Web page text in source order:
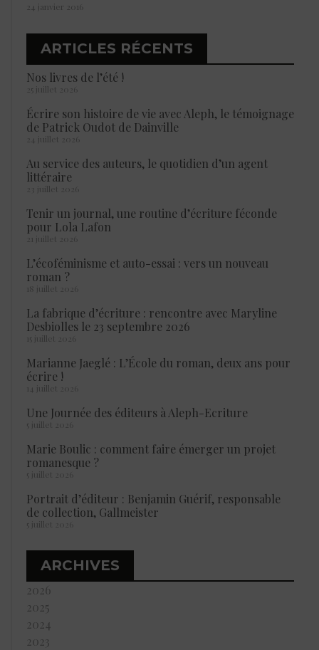
24 janvier 2016
ARTICLES RÉCENTS
Nos livres de l’été !
25 juillet 2026
Écrire son histoire de vie avec Aleph, le témoignage
de Patrick Oudot de Dainville
24 juillet 2026
Au service des auteurs, le quotidien d’un agent
littéraire
23 juillet 2026
Tenir un journal, une routine d’écriture féconde
pour Lola Lafon
21 juillet 2026
L’écoféminisme et auto-essai : vers un nouveau
roman ?
18 juillet 2026
La fabrique d’écriture : rencontre avec Maryline
Desbiolles le 23 septembre 2026
15 juillet 2026
Marianne Jaeglé : L’École du roman, deux ans pour
écrire !
14 juillet 2026
Une Journée des éditeurs à Aleph-Ecriture
5 juillet 2026
Marie Boulic : comment faire émerger un projet
romanesque ?
5 juillet 2026
Portrait d’éditeur : Benjamin Guérif, responsable
de collection, Gallmeister
5 juillet 2026
ARCHIVES
2026
2025
2024
2023